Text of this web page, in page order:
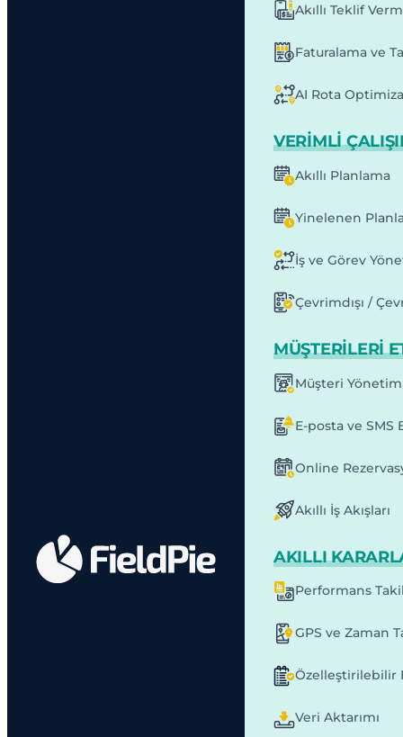
Akıllı Teklif
Faturalama ve
AI Rota
VERIMLI
Akıllı Planlama
Yinelenen
İş ve Görev
Çevrimdışı /
MÜŞTERILERI
Müşteri
E-posta ve
Online
Akıllı İş Akışları
AKILLI
Performans
GPS ve Zaman
Özelleştirilebilir
Veri Aktarımı